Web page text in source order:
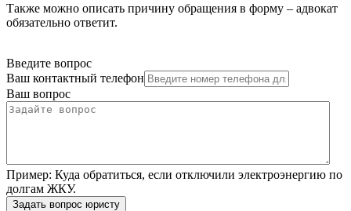
Также можно описать причину обращения в форму – адвокат
обязательно ответит.
Введите вопрос
Ваш контактный телефон
Ваш вопрос
Пример: Куда обратиться, если отключили электроэнергию по
долгам ЖКУ.
Задать вопрос юристу